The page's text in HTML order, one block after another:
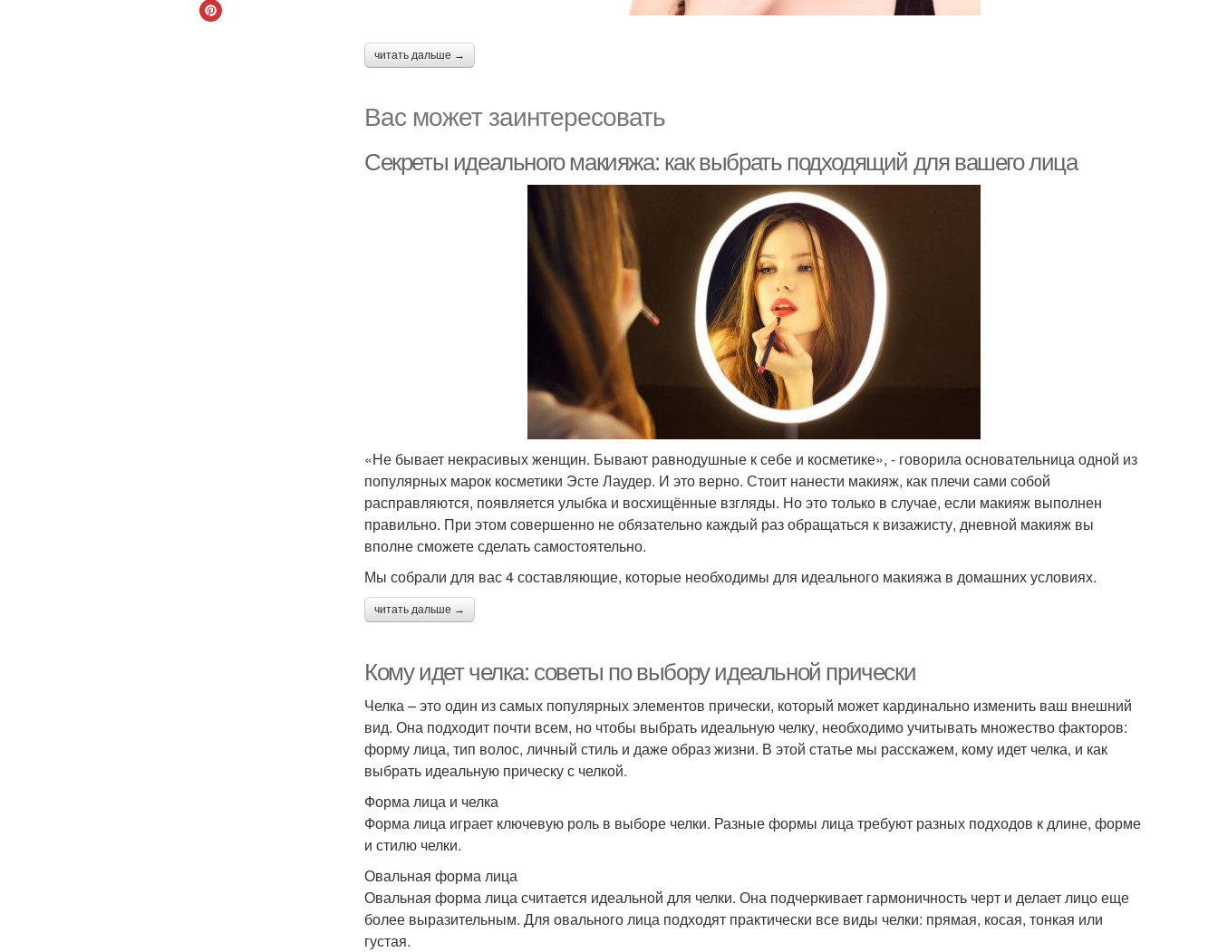
читать дальше →
Вас может заинтересовать
Секреты идеального макияжа: как выбрать подходящий для вашего лица
«Не бывает некрасивых женщин. Бывают равнодушные к себе и косметике», - говорила основательница одной из
популярных марок косметики Эсте Лаудер. И это верно. Стоит нанести макияж, как плечи сами собой
расправляются, появляется улыбка и восхищённые взгляды. Но это только в случае, если макияж выполнен
правильно. При этом совершенно не обязательно каждый раз обращаться к визажисту, дневной макияж вы
вполне сможете сделать самостоятельно.
Мы собрали для вас 4 составляющие, которые необходимы для идеального макияжа в домашних условиях.
читать дальше →
Кому идет челка: советы по выбору идеальной прически
Челка – это один из самых популярных элементов прически, который может кардинально изменить ваш внешний
вид. Она подходит почти всем, но чтобы выбрать идеальную челку, необходимо учитывать множество факторов:
форму лица, тип волос, личный стиль и даже образ жизни. В этой статье мы расскажем, кому идет челка, и как
выбрать идеальную прическу с челкой.
Форма лица и челка
Форма лица играет ключевую роль в выборе челки. Разные формы лица требуют разных подходов к длине, форме
и стилю челки.
Овальная форма лица
Овальная форма лица считается идеальной для челки. Она подчеркивает гармоничность черт и делает лицо еще
более выразительным. Для овального лица подходят практически все виды челки: прямая, косая, тонкая или
густая.